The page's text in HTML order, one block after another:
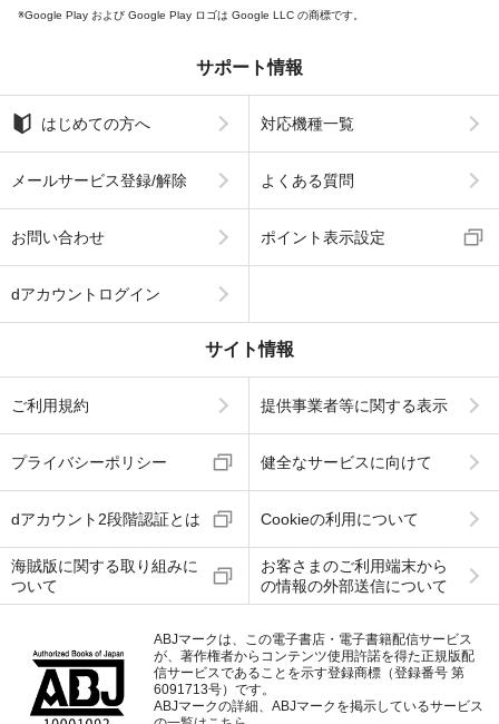
Google Play および Google Play ロゴは Google LLC の商標です。
サポート情報
はじめての方へ 対応機種一覧
メールサービス登録/解除 よくある質問
お問い合わせ ポイント表示設定
dアカウントログイン
サイト情報
ご利用規約 提供事業者等に関する表示
プライバシーポリシー 健全なサービスに向けて
dアカウント2段階認証とは Cookieの利用について
海賊版に関する取り組みに
ついて
お客さまのご利用端末から
の情報の外部送信について
ABJマークは、この電子書店・電子書籍配信サービス
が、著作権者からコンテンツ使用許諾を得た正規版配
信サービスであることを示す登録商標（登録番号 第
6091713号）です。
ABJマークの詳細、ABJマークを掲示しているサービス